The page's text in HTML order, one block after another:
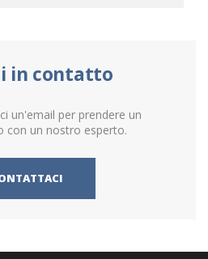
in contatto
un'email per prendere un
con un nostro esperto.